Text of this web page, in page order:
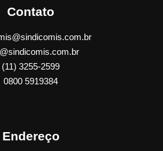
Contato
(11) 3255-2599
0800 5919384
Endereço